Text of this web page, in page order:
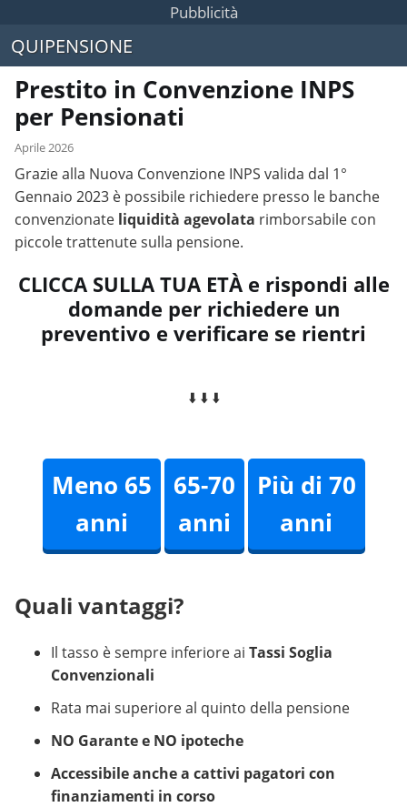
Pubblicità
QUIPENSIONE
Prestito in Convenzione INPS
per Pensionati
Aprile 2026
Grazie alla Nuova Convenzione INPS valida dal 1°
Gennaio 2023 è possibile richiedere presso le banche
convenzionate liquidità agevolata rimborsabile con
piccole trattenute sulla pensione.
CLICCA SULLA TUA ETÀ e rispondi alle
domande per richiedere un
preventivo e verificare se rientri
⬇️ ⬇️ ⬇️
Meno 65
anni
65-70
anni
Più di 70
anni
Quali vantaggi?
Il tasso è sempre inferiore ai Tassi Soglia
Convenzionali
Rata mai superiore al quinto della pensione
NO Garante e NO ipoteche
Accessibile anche a cattivi pagatori con
finanziamenti in corso